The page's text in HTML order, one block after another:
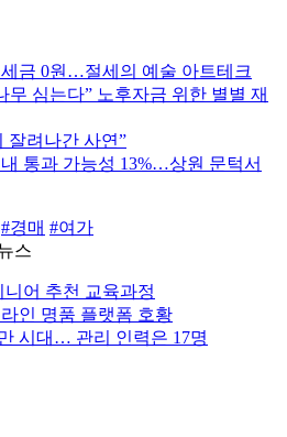
금 0원…절세의 예술 아트테크
무 심는다” 노후자금 위한 별별 재
잘려나간 사연”
통과 가능성 13%…상원 문턱서
#경매 #여가
스
어 추천 교육과정
인 명품 플랫폼 호황
시대… 관리 인력은 17명